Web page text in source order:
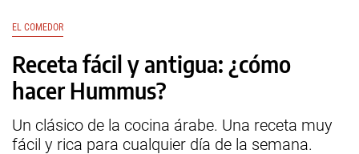
EL COMEDOR
Receta fácil y antigua: ¿cómo
hacer Hummus?
Un clásico de la cocina árabe. Una receta muy
fácil y rica para cualquier día de la semana.